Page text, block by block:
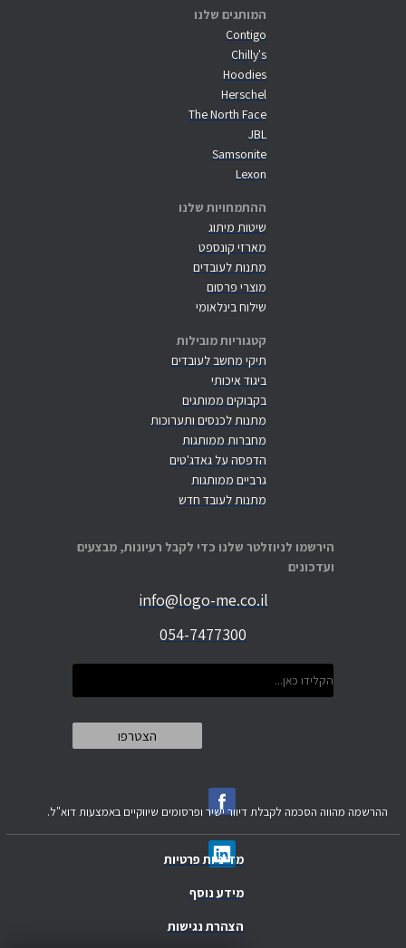
המותגים שלנו
Contigo
Chilly's
Hoodies
Herschel
The North Face
JBL
Samsonite
Lexon
ההתמחויות שלנו
שיטות מיתוג
מארזי קונספט
מתנות לעובדים
מוצרי פרסום
שילוח בינלאומי
קטגוריות מובילות
תיקי מחשב לעובדים
ביגוד איכותי
בקבוקים ממותגים
מתנות לכנסים ותערוכות
מחברות ממותגות
הדפסה על גאדג'טים
גרביים ממותגות
מתנות לעובד חדש
הירשמו לניוזלטר שלנו כדי לקבל רעיונות, מבצעים
ועדכונים
info@logo-me.co.il
054-7477300
מדיניות פרטיות
מידע נוסף
הצהרת נגישות
ההרשמה מהווה הסכמה לקבלת דיוור ישיר ופרסומים שיווקיים באמצעות דוא"ל.